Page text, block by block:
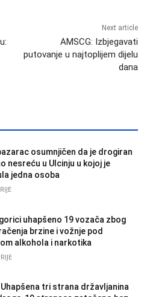
Next article
AMSCG: Izbjegavati
putovanje u najtoplijem dijelu
dana
osumnjičen da je drogiran
nesreću u Ulcinju u kojoj je
jedna osoba
uhapšeno 19 vozača zbog
brzine i vožnje pod
alkohola i narkotika
Uhapšena tri strana državljanina